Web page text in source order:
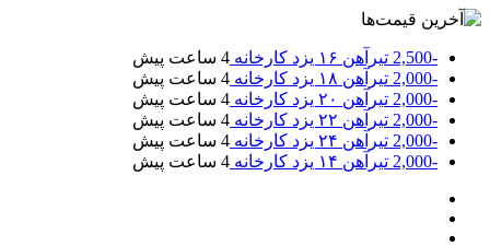
-2,500 تیرآهن ۱۶ یزد کارخانه
4 ساعت پیش
-2,000
تیرآهن ۱۸ یزد کارخانه
4 ساعت پیش
-2,000
تیرآهن ۲۰ یزد کارخانه
4 ساعت پیش
-2,000
تیرآهن ۲۲ یزد کارخانه
4 ساعت پیش
-2,000
تیرآهن ۲۴ یزد کارخانه
4 ساعت پیش
-2,000
تیرآهن ۱۴ یزد کارخانه 4 ساعت پیش